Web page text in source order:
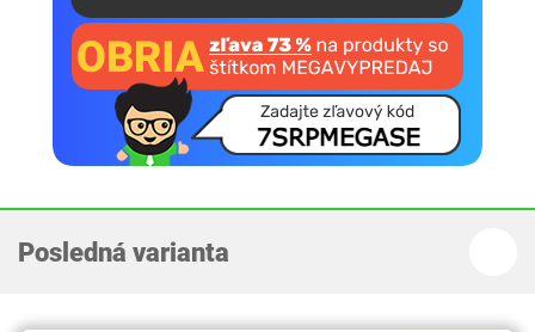
Posledná varianta